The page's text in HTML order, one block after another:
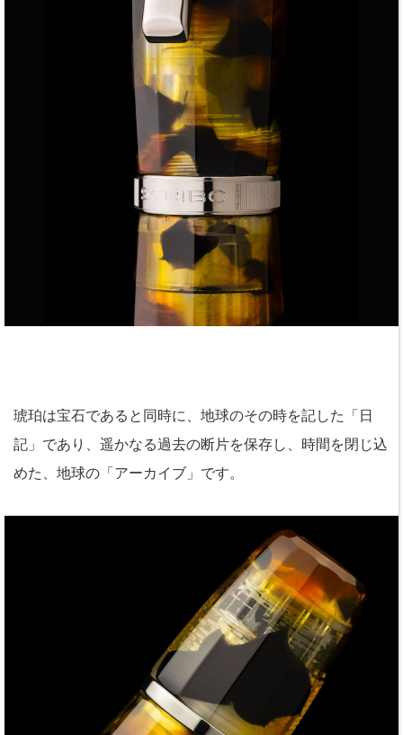
琥珀は宝石であると同時に、地球のその時を記した「日
記」であり、遥かなる過去の断片を保存し、時間を閉じ込
めた、地球の「アーカイブ」です。